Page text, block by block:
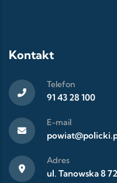
Kontakt
Telefon
91 43 28 100
E-mail
Adres
ul. Tanowska 8